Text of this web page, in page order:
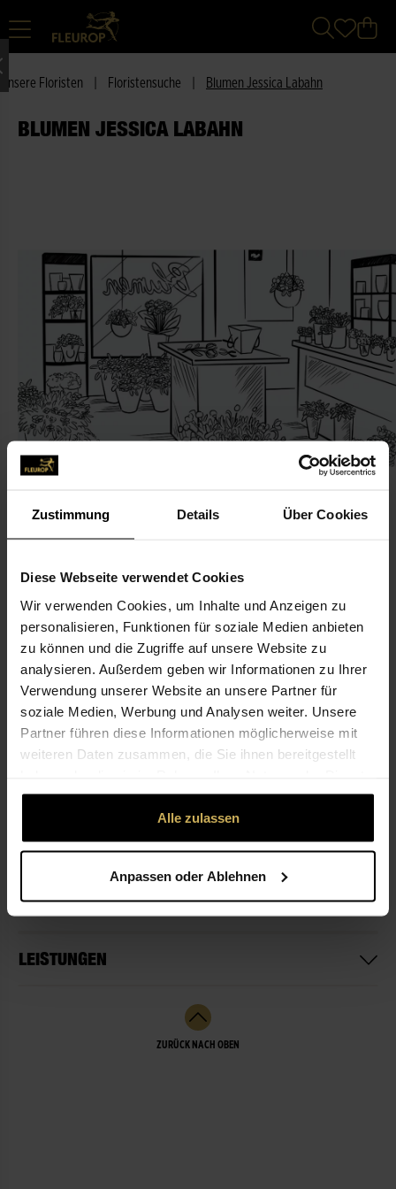
Zustimmung Details Über Cookies
Diese Webseite verwendet Cookies
Wir verwenden Cookies, um Inhalte und Anzeigen zu
personalisieren, Funktionen für soziale Medien anbieten
zu können und die Zugriffe auf unsere Website zu
analysieren. Außerdem geben wir Informationen zu Ihrer
Verwendung unserer Website an unsere Partner für
soziale Medien, Werbung und Analysen weiter. Unsere
Partner führen diese Informationen möglicherweise mit
weiteren Daten zusammen, die Sie ihnen bereitgestellt
gesammelt haben.
Alle zulassen
Anpassen oder Ablehnen
Unsere Floristen Floristensuche Blumen Jessica Labahn
BLUMEN JESSICA LABAHN
KONTAKT
Blumen Jessica Labahn
Labahn, Jessica, Blumen Jessica Labahn
Castroper Str. 39
45665 Recklinghausen
02361-90 07 18
Jessilabahn@gmail.com
ÖFFNUNGSZEITEN
NICHT LIEFERBEREIT
LEISTUNGEN
ZURÜCK NACH OBEN